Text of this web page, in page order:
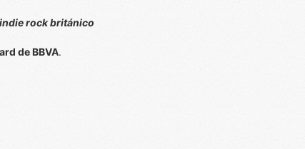
rock británico
de BBVA.